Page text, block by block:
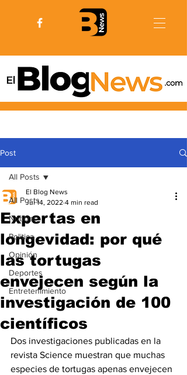
Post
All Posts
Noticias
Politica
Opinión
Deportes
Entretenimiento
All Posts
Expertas en
longevidad: por qué
las tortugas
envejecen según la
investigación de 100
científicos
El Blog News
Jul 14, 2022 4 min read
Dos investigaciones publicadas en la
revista Science muestran que muchas
especies de tortugas apenas envejecen